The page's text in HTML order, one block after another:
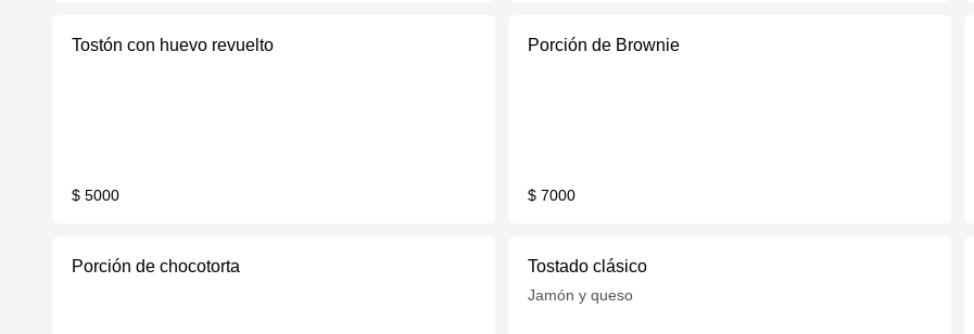
Tostón con huevo revuelto
$ 5000
Porción de Brownie
$ 7000
Porción de chocotorta Tostado clásico
Jamón y queso